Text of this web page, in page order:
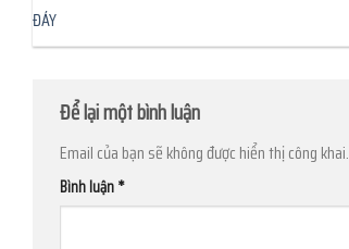
ĐÁY
Để lại một bình luận
Email của bạn sẽ không được hiển thị công khai.
Bình luận*